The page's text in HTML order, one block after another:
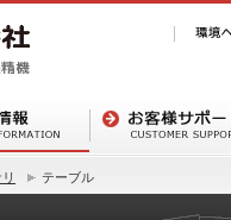
テーブル